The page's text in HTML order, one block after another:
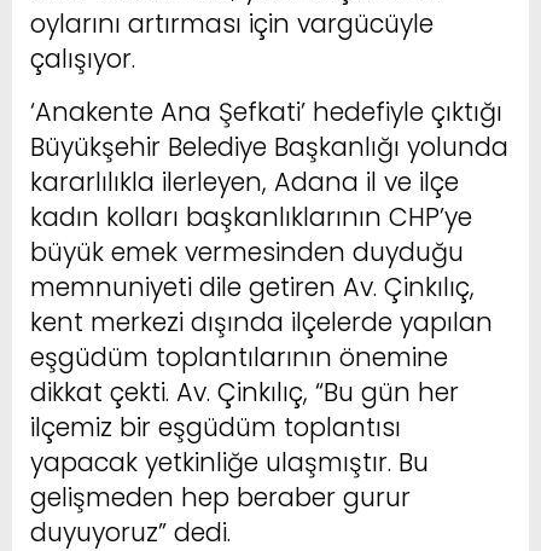
oylarını artırması için vargücüyle
çalışıyor.
‘Anakente Ana Şefkati’ hedefiyle çıktığı
Büyükşehir Belediye Başkanlığı yolunda
kararlılıkla ilerleyen, Adana il ve ilçe
kadın kolları başkanlıklarının CHP’ye
büyük emek vermesinden duyduğu
memnuniyeti dile getiren Av. Çinkılıç,
kent merkezi dışında ilçelerde yapılan
eşgüdüm toplantılarının önemine
dikkat çekti. Av. Çinkılıç, “Bu gün her
ilçemiz bir eşgüdüm toplantısı
yapacak yetkinliğe ulaşmıştır. Bu
gelişmeden hep beraber gurur
duyuyoruz” dedi.